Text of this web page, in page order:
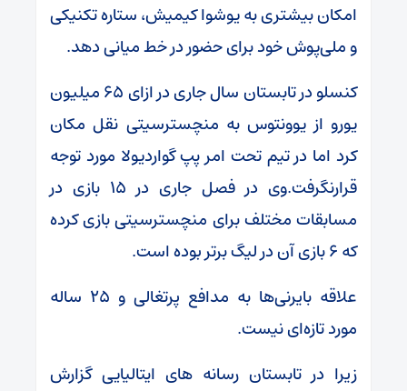
امکان بیشتری به یوشوا کیمیش، ستاره تکنیکی
و ملی‌پوش خود برای حضور در خط میانی دهد.
کنسلو در تابستان سال جاری در ازای 65 میلیون
یورو از یوونتوس به منچسترسیتی نقل مکان
کرد اما در تیم تحت امر پپ گواردیولا مورد توجه
قرارنگرفت.وی در فصل جاری در 15 بازی در
مسابقات مختلف برای منچسترسیتی بازی کرده
که 6 بازی آن در لیگ برتر بوده است.
علاقه بایرنی‌ها به مدافع پرتغالی و 25 ساله
مورد تازه‌ای نیست.
زیرا در تابستان رسانه های ایتالیایی گزارش